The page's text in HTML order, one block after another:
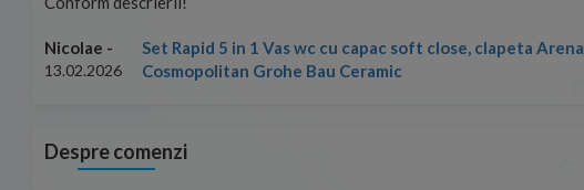
Nicolae -
13.02.2026
Set Rapid 5 in 1 Vas wc cu capac soft close, clapeta Arena
Cosmopolitan Grohe Bau Ceramic
Despre comenzi